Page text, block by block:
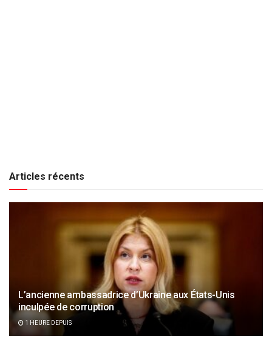
Articles récents
L’ancienne ambassadrice d’Ukraine aux États-Unis
inculpée de corruption
1 HEURE DEPUIS